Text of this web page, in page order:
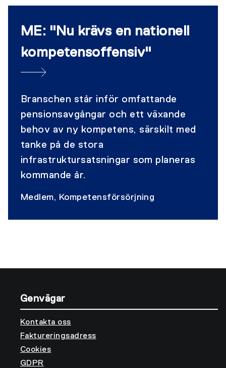
ME: "Nu krävs en nationell
kompetensoffensiv"
Branschen står inför omfattande
pensionsavgångar och ett växande
behov av ny kompetens, särskilt med
tanke på de stora
infrastruktursatsningar som planeras
kommande år.
Medlem, Kompetensförsörjning
Genvägar
Kontakta oss
Faktureringsadress
Cookies
GDPR